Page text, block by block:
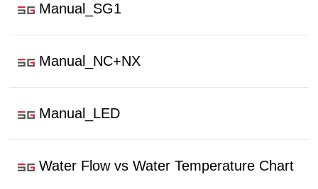
Manual_SG1
Manual_NC+NX
Manual_LED
Water Flow vs Water Temperature Chart